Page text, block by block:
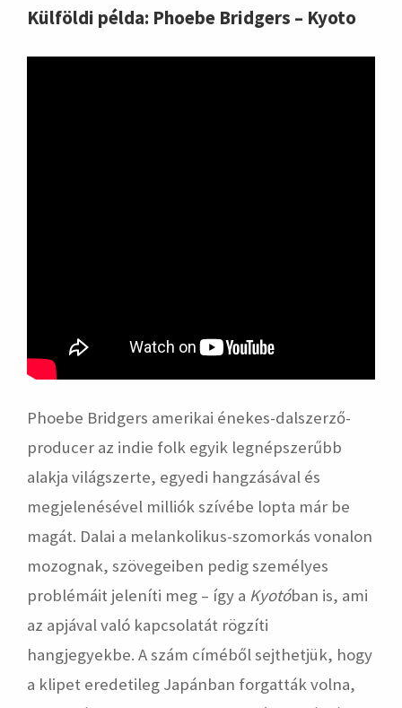
Külföldi példa: Phoebe Bridgers – Kyoto
Phoebe Bridgers amerikai énekes-dalszerző-
producer az indie folk egyik legnépszerűbb
alakja világszerte, egyedi hangzásával és
megjelenésével milliók szívébe lopta már be
magát. Dalai a melankolikus-szomorkás vonalon
mozognak, szövegeiben pedig személyes
problémáit jeleníti meg – így a Kyotóban is, ami
az apjával való kapcsolatát rögzíti
hangjegyekbe. A szám címéből sejthetjük, hogy
a klipet eredetileg Japánban forgatták volna,